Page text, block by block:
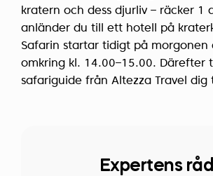
kratern och dess djurliv – räcker 1
anländer du till ett hotell på
Safarin startar tidigt på morgonen
omkring kl. 14.00–15.00. Därefter
safariguide från Altezza Travel dig
Expertens råd